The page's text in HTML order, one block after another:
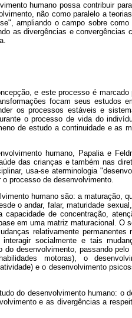
humano possa contribuir
não como paralelo a
ampliando o campo sobre como
as divergências e convergências
e este processo é marcado
focam seus estudos
os processos estáveis e
o processo de vida do
de estudo a continuidade e as
humano, Papalia e
das crianças e também nas
usa-se aterminologia
processo de desenvolvimento.
humano são: a maturação,
o andar, falar, maturidade
de concentração,
em uma matriz maturacional. O
relativamente permanentes
socialmente e tais
desenvolvimento, passando pelo
motoras), o
e o desenvolvimento
do desenvolvimento humano: o
e as divergências a